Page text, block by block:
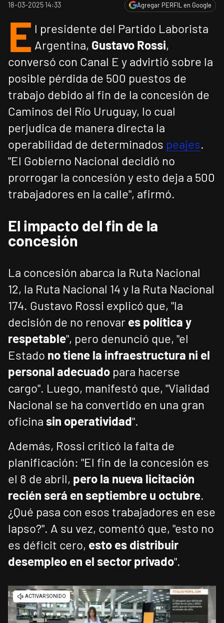
18-03-2025 14:33 Agregar PERFIL en Google
E l presidente del Partido Laborista
Argentina, Gustavo Rossi,
conversó con Canal E y advirtió sobre la
posible pérdida de 500 puestos de
trabajo debido al fin de la concesión de
Caminos del Río Uruguay, lo cual
perjudica de manera directa la
operabilidad de determinados peajes.
"El Gobierno Nacional decidió no
prorrogar la concesión y esto deja a 500
trabajadores en la calle", afirmó.
El impacto del fin de la
concesión
La concesión abarca la Ruta Nacional
12, la Ruta Nacional 14 y la Ruta Nacional
174. Gustavo Rossi explicó que, "la
decisión de no renovar es política y
respetable", pero denunció que, "el
Estado no tiene la infraestructura ni el
personal adecuado para hacerse
cargo". Luego, manifestó que, "Vialidad
Nacional se ha convertido en una gran
oficina sin operatividad".
Además, Rossi criticó la falta de
planificación: "El fin de la concesión es
el 8 de abril, pero la nueva licitación
recién será en septiembre u octubre.
¿Qué pasa con esos trabajadores en ese
lapso?". A su vez, comentó que, "esto no
es déficit cero, esto es distribuir
desempleo en el sector privado".